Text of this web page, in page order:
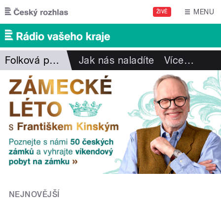
Přejít k hlavnímu obsahu
ŽIVĚ MENU
Folková pohlazení Jak nás naladíte Více…
NEJNOVĚJŠÍ